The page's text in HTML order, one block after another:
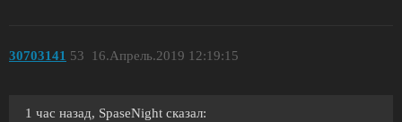
30703141 16.Апрель.2019 12:19:15
53
1 час назад, SpaseNight сказал: